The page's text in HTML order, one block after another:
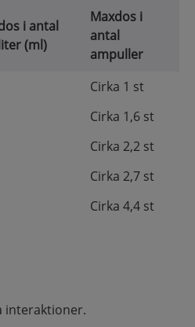
i antal
(ml)
Maxdos i
antal
ampuller
Cirka 1 st
Cirka 1,6 st
Cirka 2,2 st
Cirka 2,7 st
Cirka 4,4 st
interaktioner.